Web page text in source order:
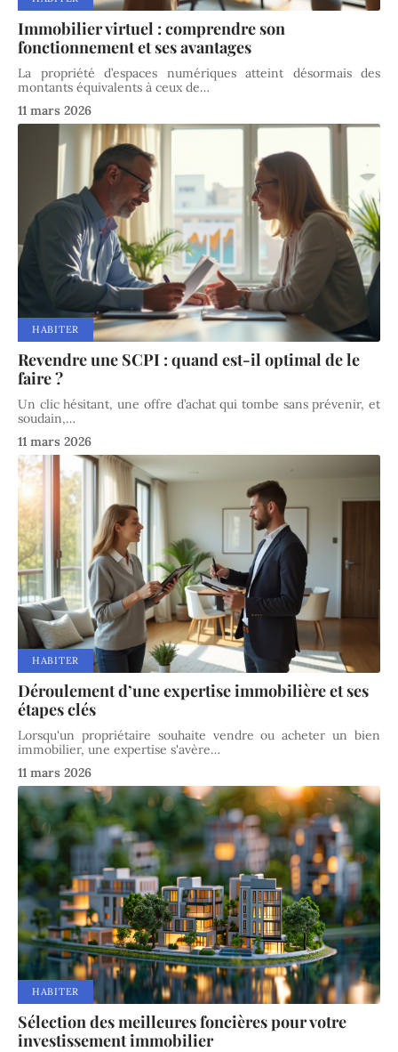
Immobilier virtuel : comprendre son
fonctionnement et ses avantages
La propriété d’espaces numériques atteint désormais des
montants équivalents à ceux de…
11 mars 2026
HABITER
Revendre une SCPI : quand est-il optimal de le
faire ?
Un clic hésitant, une offre d’achat qui tombe sans prévenir, et
soudain,…
11 mars 2026
HABITER
Déroulement d’une expertise immobilière et ses
étapes clés
Lorsqu'un propriétaire souhaite vendre ou acheter un bien
immobilier, une expertise s'avère…
11 mars 2026
HABITER
Sélection des meilleures foncières pour votre
investissement immobilier